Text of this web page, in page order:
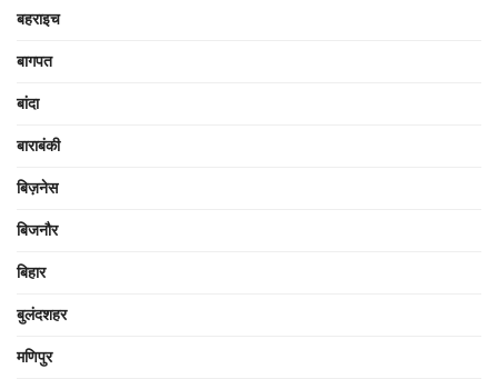
बहराइच
बागपत
बांदा
बाराबंकी
बिज़नेस
बिजनौर
बिहार
बुलंदशहर
मणिपुर